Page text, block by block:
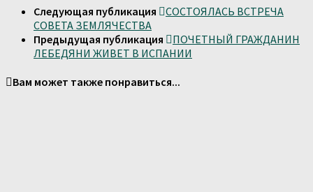
Следующая публикация
СОСТОЯЛАСЬ ВСТРЕЧА
СОВЕТА ЗЕМЛЯЧЕСТВА
Предыдущая публикация
ПОЧЕТНЫЙ ГРАЖДАНИН
ЛЕБЕДЯНИ ЖИВЕТ В ИСПАНИИ
Вам может также понравиться...